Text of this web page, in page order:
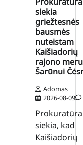
siekia
griežtesnės
bausmės
nuteistam
Kaišiadorių
rajono
Šarūnui
Adomas
2026-08-09
Prokuratūra
siekia, kad
Kaišiadorių